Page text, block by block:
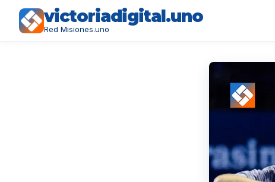
victoriadigital.uno
Red Misiones.uno